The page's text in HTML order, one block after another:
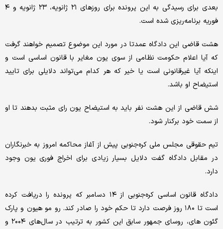
بعدی برای رسیدگی به این پرونده برای روزهای ۲۱ ژانویه، ۲۳ ژانویه و ۴
فوریه برنامه‌ریزی شده است.
هشت قاضی این دادگاه عمدتا در مورد این موضوع تصمیم خواهند گرفت
که آیا اعلام حکومت نظامی از سوی یون مغایر با قانون اساسی است و
اینکه آیا غیرقانونی است یا خیر که هر کدام می‌تواند دلایلی برای تایید
استیضاح او باشد.
شش قاضی از این هشت نفر باید به استیضاح یون رای مثبت بدهند تا او
از سمت خود برکنار شود.
تیم حقوقی مجلس ملی کره‌جنوبی پیش از آغاز محاکمه امروز به خبرنگاران
در مقابل دادگاه گفت دلایل بسیار زیادی برای اخراج فوری یون وجود
دارد.
دادگاه قانون اساسی کره‌جنوبی از ۱۴ دسامبر که پرونده را دریافت کرده
است تا ۱۸۰ روز فرصت دارد تا حکم خود را صادر کند. رو مو هیون و پارک
گئون‌ های، روسای جمهور سابق این کشور به ترتیب در سال‌های ۲۰۰۴ و